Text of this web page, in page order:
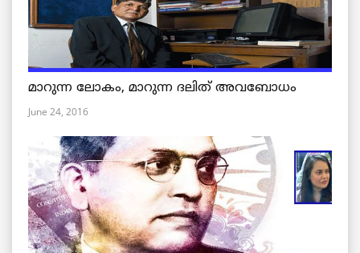
മാറുന്ന ലോകം, മാറുന്ന ദലിത് അവബോധം
June 24, 2016